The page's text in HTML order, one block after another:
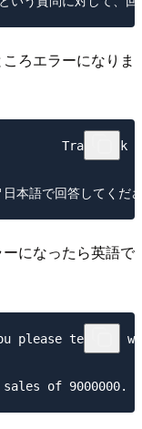
ろエラーになりま
Traceback
になったら英語で
please tell me